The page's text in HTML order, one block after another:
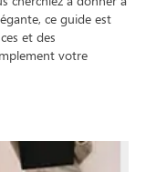
ce guide est
et des
votre